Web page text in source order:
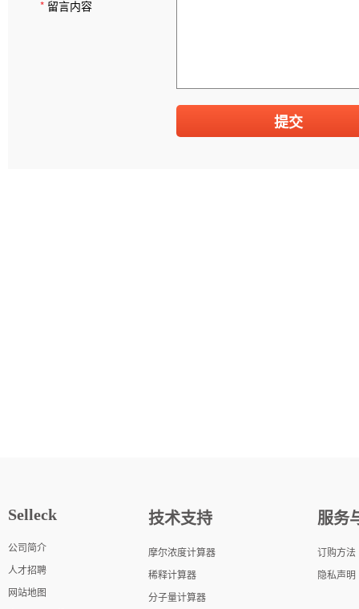
* 留言内容
Selleck
公司简介
人才招聘
网站地图
技术支持
摩尔浓度计算器
稀释计算器
分子量计算器
服务
订购方法
隐私声明